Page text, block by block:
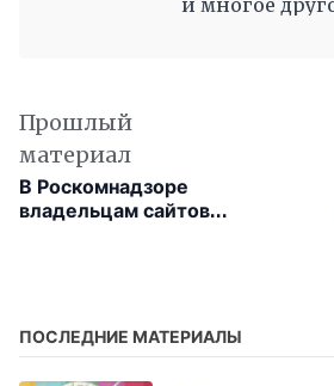
Прошлый
материал
В Роскомнадзоре
владельцам сайтов
ПОСЛЕДНИЕ МАТЕРИАЛЫ